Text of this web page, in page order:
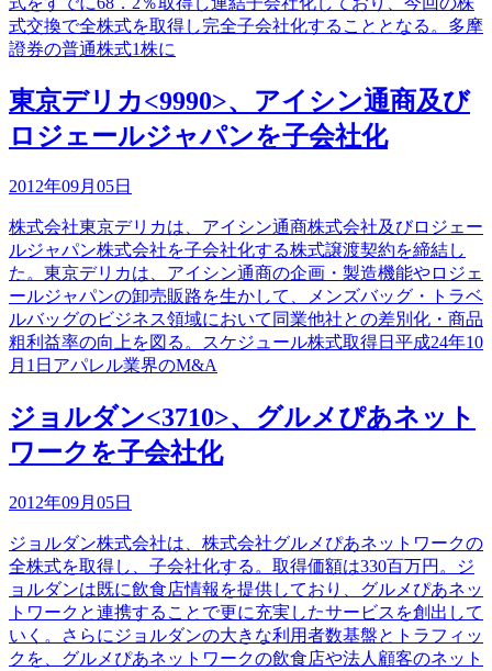
式交換で全株式を取得し完全子会社化することとなる。多摩
證券の普通株式1株に
東京デリカ<9990>、アイシン通商及び
ロジェールジャパンを子会社化
2012年09月05日
株式会社東京デリカは、アイシン通商株式会社及びロジェー
ルジャパン株式会社を子会社化する株式譲渡契約を締結し
た。東京デリカは、アイシン通商の企画・製造機能やロジェ
ールジャパンの卸売販路を生かして、メンズバッグ・トラベ
ルバッグのビジネス領域において同業他社との差別化・商品
粗利益率の向上を図る。スケジュール株式取得日平成24年10
月1日アパレル業界のM&A
ジョルダン<3710>、グルメぴあネット
ワークを子会社化
2012年09月05日
ジョルダン株式会社は、株式会社グルメぴあネットワークの
全株式を取得し、子会社化する。取得価額は330百万円。ジ
ョルダンは既に飲食店情報を提供しており、グルメぴあネッ
トワークと連携することで更に充実したサービスを創出して
いく。さらにジョルダンの大きな利用者数基盤とトラフィッ
クを、グルメぴあネットワークの飲食店や法人顧客のネット